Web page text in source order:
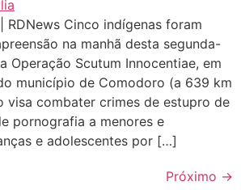
RDNews Cinco indígenas foram
na manhã desta segunda-
Operação Scutum Innocentiae, em
município de Comodoro (a 639 km
visa combater crimes de estupro de
pornografia a menores e
e adolescentes por […]
Próximo →